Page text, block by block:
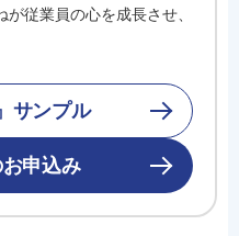
従業員の心を成長させ、
サンプル
申込み